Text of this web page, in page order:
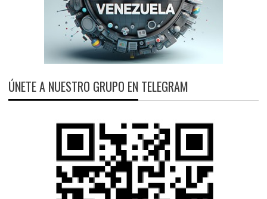
ÚNETE A NUESTRO GRUPO EN TELEGRAM